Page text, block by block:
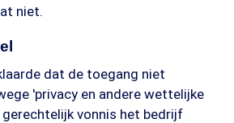
niet.
dat de toegang niet
'privacy en andere wettelijke
gerechtelijk vonnis het bedrijf